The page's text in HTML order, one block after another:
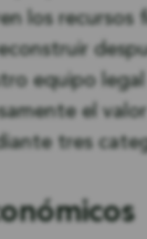
los recursos
equipo
el
tres